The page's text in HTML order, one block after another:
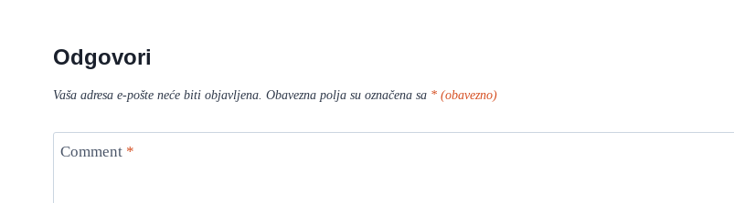
Odgovori
Vaša adresa e-pošte neće biti objavljena. Obavezna polja su označena sa * (obavezno)
Comment *